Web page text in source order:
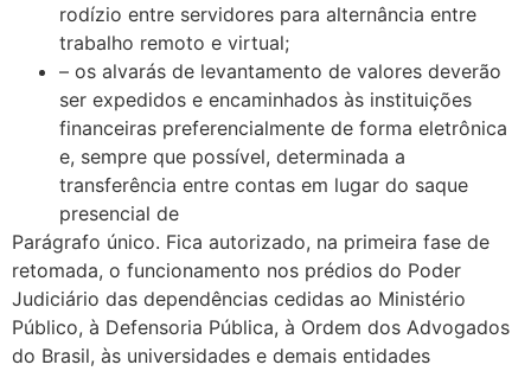
rodízio entre servidores para alternância entre
trabalho remoto e virtual;
– os alvarás de levantamento de valores deverão
ser expedidos e encaminhados às instituições
financeiras preferencialmente de forma eletrônica
e, sempre que possível, determinada a
transferência entre contas em lugar do saque
presencial de
Parágrafo único. Fica autorizado, na primeira fase de
retomada, o funcionamento nos prédios do Poder
Judiciário das dependências cedidas ao Ministério
Público, à Defensoria Pública, à Ordem dos Advogados
do Brasil, às universidades e demais entidades